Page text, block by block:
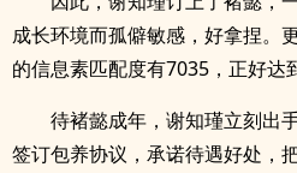
成长环境而孤僻敏感，好拿捏。
的信息素匹配度有7035，正好达
待褚懿成年，谢知瑾立刻出
签订包养协议，承诺待遇好处，